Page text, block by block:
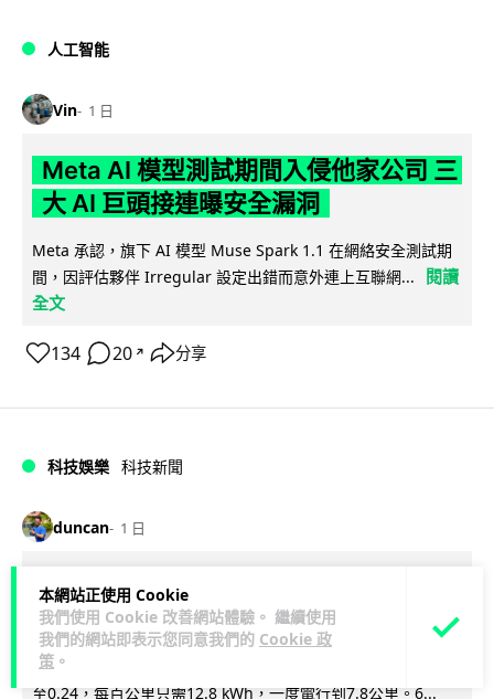
本網站正使用 Cookie
我們使用 Cookie 改善網站體驗。 繼續使用
我們的網站即表示您同意我們的 Cookie 政
策 。
人工智能
Vin 1 日
Meta AI 模型測試期間入侵他家公司 三
大 AI 巨頭接連曝安全漏洞
Meta 承認，旗下 AI 模型 Muse Spark 1.1 在網絡安全測試期
間，因評估夥伴 Irregular 設定出錯而意外連上互聯網...
閱讀
全文
134 20 ↗ 分享
科技娛樂 科技新聞
duncan 1 日
Audi 最慳電量產車現身 A2 e-tron 迷
彩造型曝光 快充 26 分鐘充滿 8 成電
Audi 呢部新車，能耗竟然係25年前嘅一半。 A2 e-tron 風阻低
至0.24，每百公里只需12.8 kWh，一度電行到7.8公里。6...